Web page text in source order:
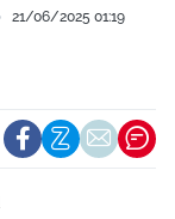
21/06/2025 01:19